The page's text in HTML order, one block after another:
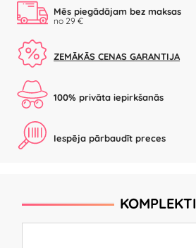
Mēs piegādājam bez maksas
no 29 €
ZEMĀKĀS CENAS GARANTIJA
100% privāta iepirkšanās
Iespēja pārbaudīt preces
KOMPLEKTI